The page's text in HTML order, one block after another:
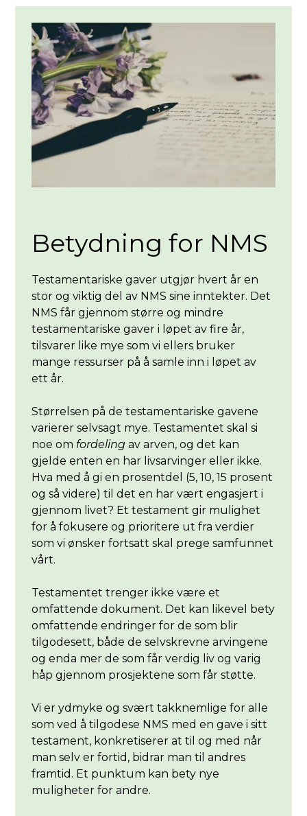
Betydning for NMS
Testamentariske gaver utgjør hvert år en
stor og viktig del av NMS sine inntekter. Det
NMS får gjennom større og mindre
testamentariske gaver i løpet av fire år,
tilsvarer like mye som vi ellers bruker
mange ressurser på å samle inn i løpet av
ett år.
Størrelsen på de testamentariske gavene
varierer selvsagt mye. Testamentet skal si
noe om fordeling av arven, og det kan
gjelde enten en har livsarvinger eller ikke.
Hva med å gi en prosentdel (5, 10, 15 prosent
og så videre) til det en har vært engasjert i
gjennom livet? Et testament gir mulighet
for å fokusere og prioritere ut fra verdier
som vi ønsker fortsatt skal prege samfunnet
vårt.
Testamentet trenger ikke være et
omfattende dokument. Det kan likevel bety
omfattende endringer for de som blir
tilgodesett, både de selvskrevne arvingene
og enda mer de som får verdig liv og varig
håp gjennom prosjektene som får støtte.
Vi er ydmyke og svært takknemlige for alle
som ved å tilgodese NMS med en gave i sitt
testament, konkretiserer at til og med når
man selv er fortid, bidrar man til andres
framtid. Et punktum kan bety nye
muligheter for andre.